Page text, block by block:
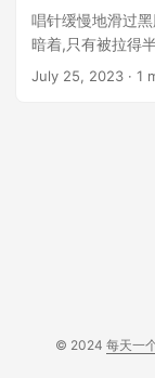
唱针缓慢地滑过
暗着,只有被拉得
斜地落在地板上
July 25, 2023 · 1
© 2024 每天一